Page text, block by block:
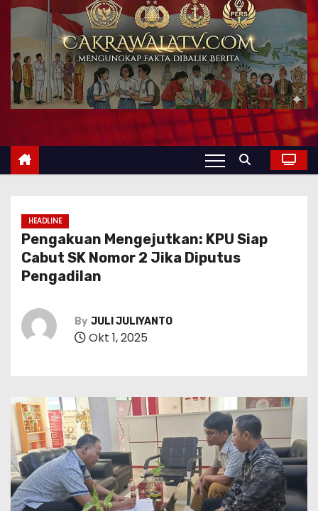
HEADLINE
Pengakuan Mengejutkan: KPU Siap
Cabut SK Nomor 2 Jika Diputus
Pengadilan
By JULI JULIYANTO
Okt 1, 2025